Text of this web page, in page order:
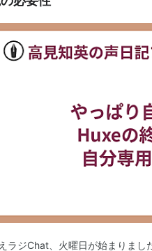
ラジChat、火曜日が始まりまし